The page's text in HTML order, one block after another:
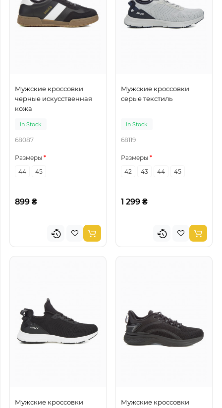
Мужские кроссовки
черные искусственная
кожа
In Stock
68087
Размеры
44
45
899 ₴
Мужские кроссовки
серые текстиль
In Stock
68119
Размеры
42
43 44 45
1 299 ₴
Мужские кроссовки
Мужские кроссовки